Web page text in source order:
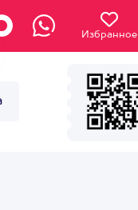
Избранное